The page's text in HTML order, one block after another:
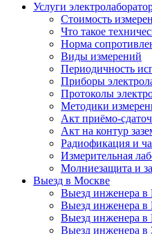
Услуги
Стоимость
Что такое
Норма
Виды измерений
Периодичность
Приборы
Протоколы
Методики
Акт приёмо-
Акт на контур
Радиофикация и
Измерительная
Молниезащита и
Выезд в Москве
Выезд инженера
Выезд инженера
Выезд инженера
Выезд инженера